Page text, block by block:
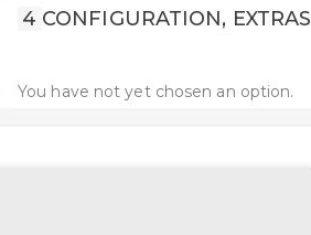
4 CONFIGURATION, EXTRAS
You have not yet chosen an option.